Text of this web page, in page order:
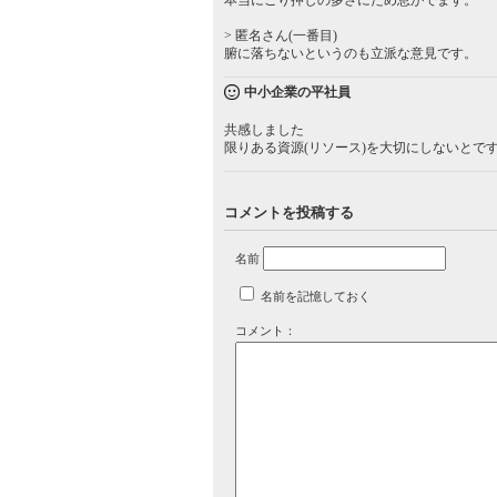
> 匿名さん(一番目)
腑に落ちないというのも立派な意見です。
中小企業の平社員
共感しました
限りある資源(リソース)を大切にしないとで
コメントを投稿する
名前
名前を記憶しておく
コメント：